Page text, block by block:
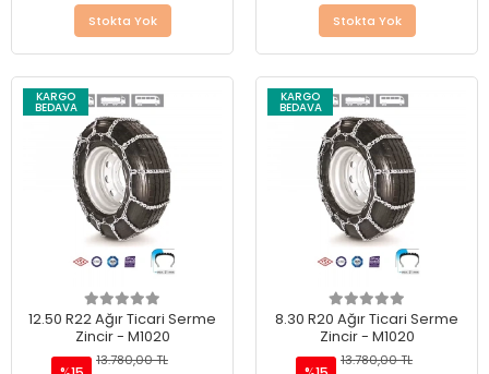
Stokta Yok Stokta Yok
KARGO
BEDAVA
12.50 R22 Ağır Ticari Serme
Zincir - M1020
13.780,00 TL
KARGO
BEDAVA
8.30 R20 Ağır Ticari Serme
Zincir - M1020
13.780,00 TL